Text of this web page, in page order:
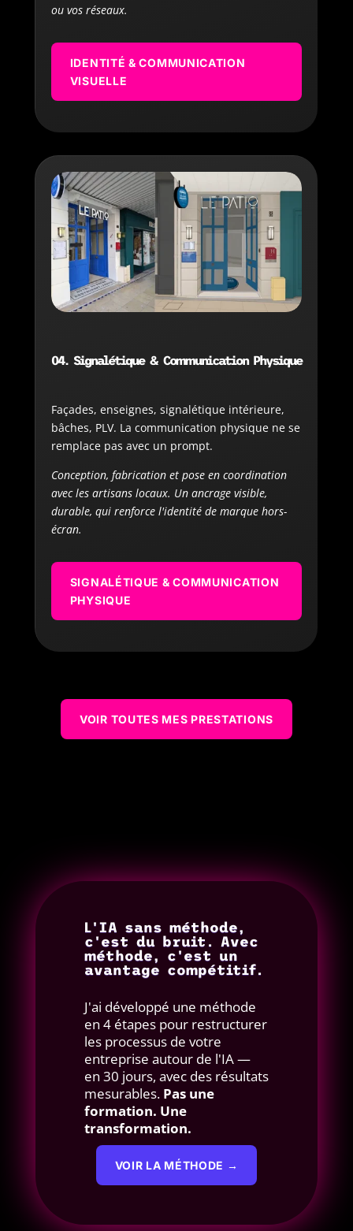
ou vos réseaux.
IDENTITÉ & COMMUNICATION
VISUELLE
04. Signalétique & Communication Physique
Façades, enseignes, signalétique intérieure,
bâches, PLV. La communication physique ne se
remplace pas avec un prompt.
Conception, fabrication et pose en coordination
avec les artisans locaux. Un ancrage visible,
durable, qui renforce l'identité de marque hors-
écran.
SIGNALÉTIQUE & COMMUNICATION
PHYSIQUE
VOIR TOUTES MES PRESTATIONS
L'IA sans méthode,
c'est du bruit. Avec
méthode, c'est un
avantage compétitif.
J'ai développé une méthode
en 4 étapes pour restructurer
les processus de votre
entreprise autour de l'IA —
en 30 jours, avec des résultats
mesurables. Pas une
formation. Une
transformation.
VOIR LA MÉTHODE →